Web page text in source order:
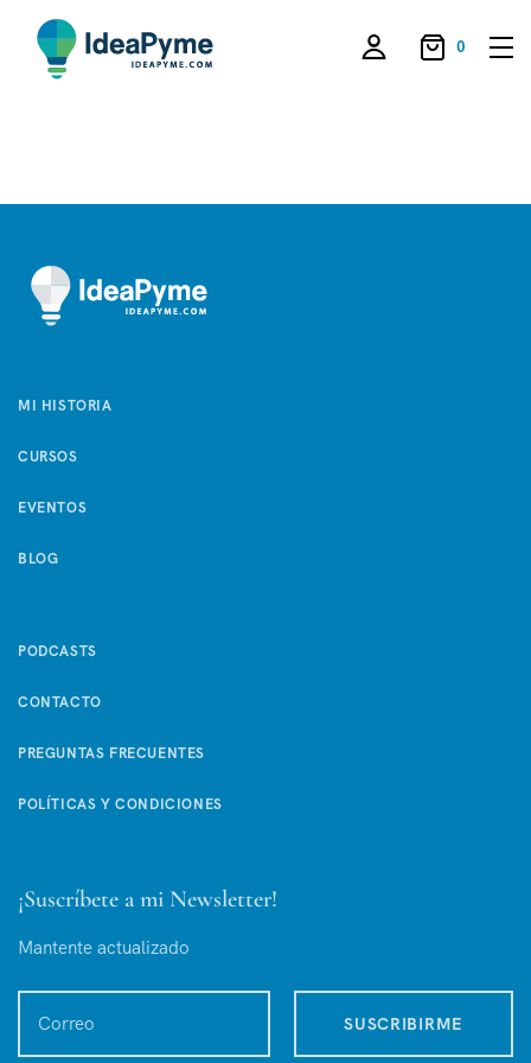
0
MI HISTORIA
CURSOS
EVENTOS
BLOG
PODCASTS
CONTACTO
PREGUNTAS FRECUENTES
POLÍTICAS Y CONDICIONES
¡Suscríbete a mi Newsletter!
Mantente actualizado